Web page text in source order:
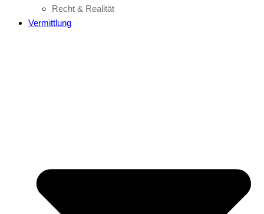
Recht & Realität
Vermittlung